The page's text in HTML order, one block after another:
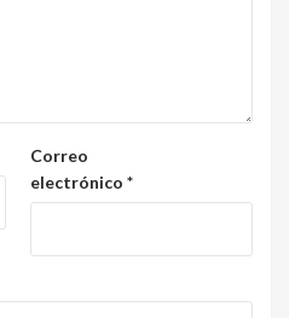
Correo
electrónico *